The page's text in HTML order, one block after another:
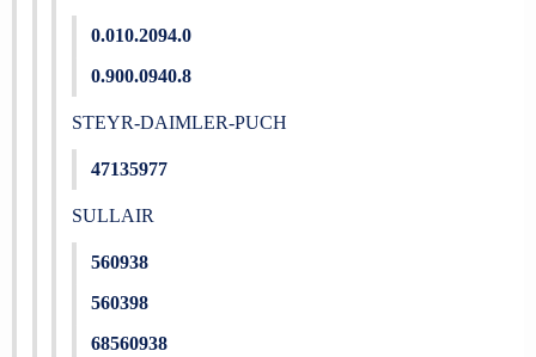
0.010.2094.0
0.900.0940.8
STEYR-DAIMLER-PUCH
47135977
SULLAIR
560938
560398
68560938